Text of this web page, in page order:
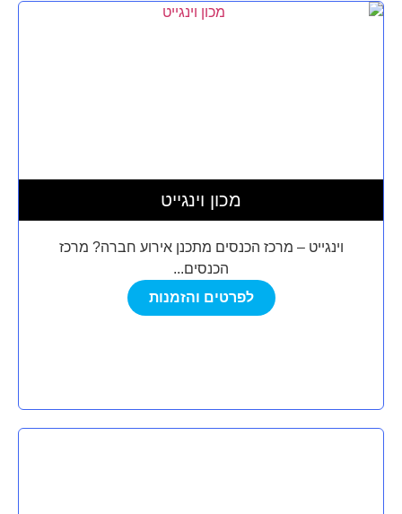
מכון וינגייט
וינגייט – מרכז הכנסים מתכנן אירוע חברה? מרכז
הכנסים...
לפרטים והזמנות